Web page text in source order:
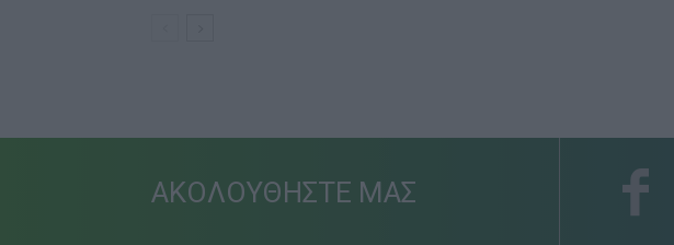
ΑΚΟΛΟΥΘΗΣΤΕ ΜΑΣ